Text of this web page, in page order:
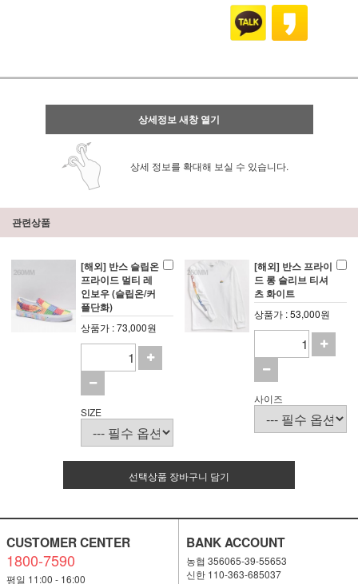
상세정보 새창 열기
상세 정보를 확대해 보실 수 있습니다.
관련상품
[해외] 반스 슬립온
프라이드 멀티 레
인보우 (슬립온/커
플단화)
상품가 : 73,000원
SIZE
[해외] 반스 프라이
드 롱 슬리브 티셔
츠 화이트
상품가 : 53,000원
사이즈
선택상품 장바구니 담기
CUSTOMER CENTER
1800-7590
평일 11:00 - 16:00
BANK ACCOUNT
농협 356065-39-55653
신한 110-363-685037